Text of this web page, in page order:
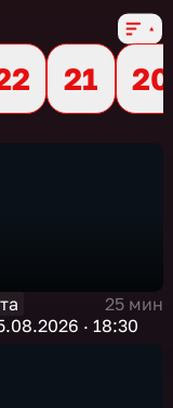
21
20
25 мин
· 18:30